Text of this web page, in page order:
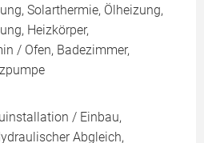
Solarthermie, Ölheizung,
Heizkörper,
/ Ofen, Badezimmer,
/ Einbau,
Abgleich,